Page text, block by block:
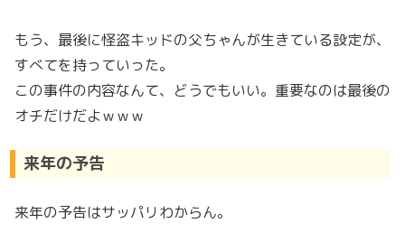
もう、最後に怪盗キッドの父ちゃんが生きている設定が、
すべてを持っていった。
この事件の内容なんて、どうでもいい。重要なのは最後の
オチだけだよｗｗｗ
来年の予告
来年の予告はサッパリわからん。